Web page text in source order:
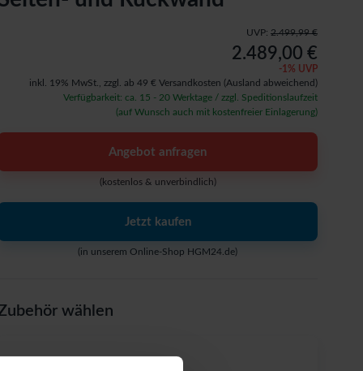
UVP: 2.499,99 €
2.489,00 €
-1 % UVP
inkl. 19% MwSt., zzgl. ab 49 € Versandkosten (Ausland abweichend)
Verfügbarkeit: ca. 15 - 20 Werktage / zzgl. Speditionslaufzeit
(auf Wunsch auch mit kostenfreier Einlagerung)
Angebot anfragen
(kostenlos & unverbindlich)
Jetzt kaufen
(in unserem Online-Shop HGM24.de)
wählen